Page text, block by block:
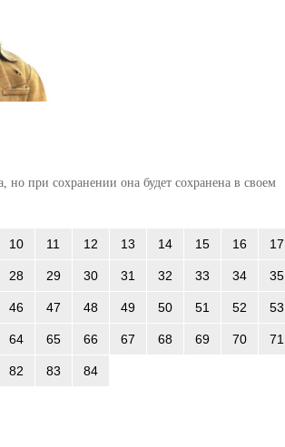
но при сохранении она будет сохранена в своем
10 11 12 13 14 15 16 17
28 29 30 31 32 33 34 35
46 47 48 49 50 51 52 53
64 65 66 67 68 69 70 71
82 83 84